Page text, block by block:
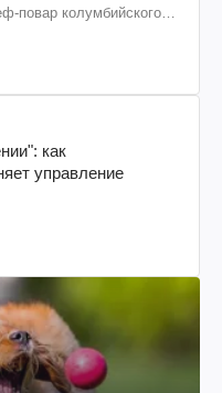
повар колумбийского
как
управление